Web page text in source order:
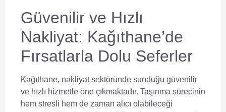
Güvenilir ve Hızlı
Nakliyat: Kağıthane’de
Fırsatlarla Dolu Seferler
Kağıthane, nakliyat sektöründe sunduğu güvenilir
ve hızlı hizmetle öne çıkmaktadır. Taşınma sürecinin
hem stresli hem de zaman alıcı olabileceği